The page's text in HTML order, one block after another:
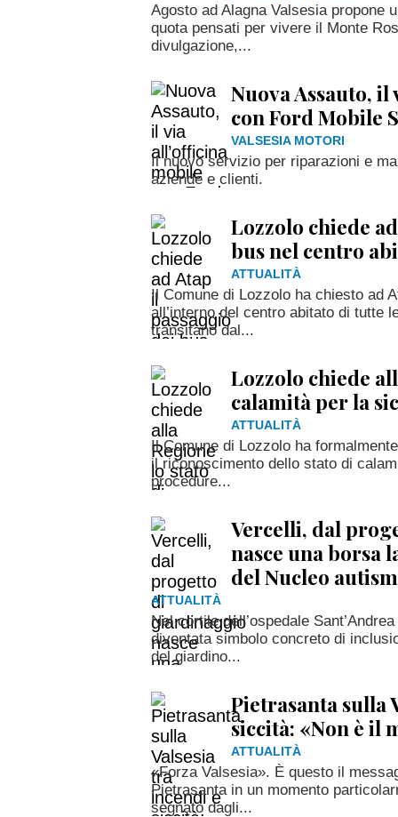
Agosto ad Alagna Valsesia propone
quota pensati per vivere il Monte
divulgazione,...
Nuova Assauto,
con Ford Mobile
VALSESIA MOTORI
Il nuovo servizio per riparazioni e
aziende e clienti.
Lozzolo chiede
bus nel centro
ATTUALITÀ
Il Comune di Lozzolo ha chiesto ad
all’interno del centro abitato di tutte
transitano dal...
Lozzolo chiede
calamità per la
ATTUALITÀ
Il Comune di Lozzolo ha
il riconoscimento dello stato di
procedure...
Vercelli, dal
nasce una borsa
del Nucleo
ATTUALITÀ
Nel cortile dell’ospedale
diventata simbolo concreto di
del giardino...
Pietrasanta sulla
siccità: «Non è il
ATTUALITÀ
«Forza Valsesia». È questo il
Pietrasanta in un momento
segnato dagli...